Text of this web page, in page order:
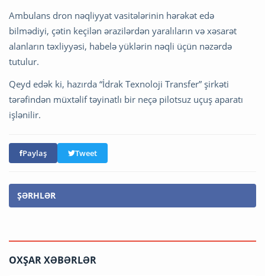
Ambulans dron nəqliyyat vasitələrinin hərəkət edə
bilmədiyi, çətin keçilən ərazilərdən yaralıların və xəsarət
alanların təxliyyəsi, habelə yüklərin nəqli üçün nəzərdə
tutulur.
Qeyd edək ki, hazırda “İdrak Texnoloji Transfer” şirkəti
tərəfindən müxtəlif təyinatlı bir neçə pilotsuz uçuş aparatı
işlənilir.
Paylaş Tweet
ŞƏRHLƏR
OXŞAR XƏBƏRLƏR